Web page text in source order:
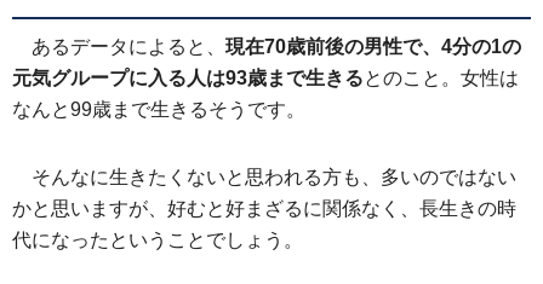
あるデータによると、 現在70歳前後の男性で、4分の1の
元気グループに入る人は93歳まで生きるとのこと。女性は
なんと99歳まで生きるそうです。
そんなに生きたくないと思われる方も、多いのではない
かと思いますが、好むと好まざるに関係なく、長生きの時
代になったということでしょう。